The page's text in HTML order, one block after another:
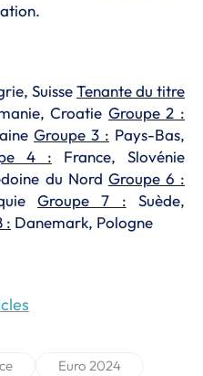
SuisseTenante du titre
Croatie Groupe 2 :
Groupe 3 : Pays-Bas,
4 : France, Slovénie
du Nord Groupe 6 :
Groupe 7 : Suède,
: Danemark, Pologne
Euro 2024